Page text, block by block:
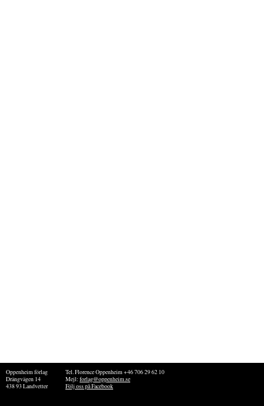
Oppenheim förlag
Drängvägen 14
438 93 Landvetter
Tel. Florence Oppenheim +46 706 29 62 10
Mejl: forlag@oppenheim.se
Följ oss på Facebook